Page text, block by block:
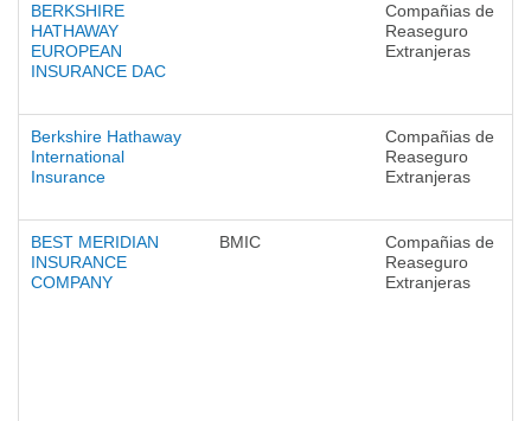
BERKSHIRE
HATHAWAY
EUROPEAN
INSURANCE DAC
Compañias de
Reaseguro
Extranjeras
Berkshire Hathaway
International
Insurance
Compañias de
Reaseguro
Extranjeras
BEST MERIDIAN
INSURANCE
COMPANY
BMIC
Compañias de
Reaseguro
Extranjeras